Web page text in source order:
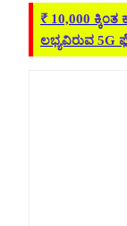
₹ 10,000
ಲಭ್ಯವಿರುವ 5G